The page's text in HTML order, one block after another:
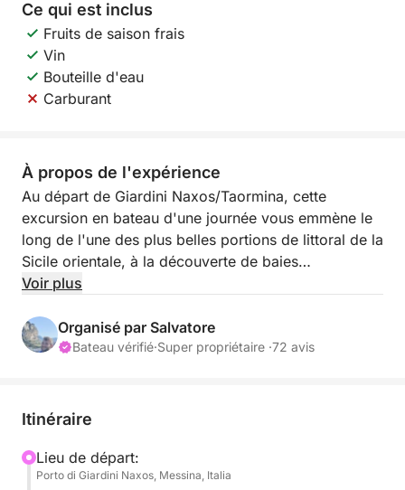
Ce qui est inclus
Fruits de saison frais
Vin
Bouteille d'eau
Carburant
À propos de l'expérience
Au départ de Giardini Naxos/Taormina, cette
excursion en bateau d'une journée vous emmène le
long de l'une des plus belles portions de littoral de la
Sicile orientale, à la découverte de baies
emblématiques, de panoramas élégants et de sites
qui souhaitent passer une journée entière à profiter
de la mer, à se détendre et à admirer des paysages
La navigation commence vers Capo Taormina et
où la mer cristalline rencontre un paysage
spectaculaire et intemporel. Ici, la côte offre des
Voir plus
Organisé par Salvatore
Bateau vérifié·Super propriétaire ·72 avis
Itinéraire
Lieu de départ:
Porto di Giardini Naxos, Messina, Italia